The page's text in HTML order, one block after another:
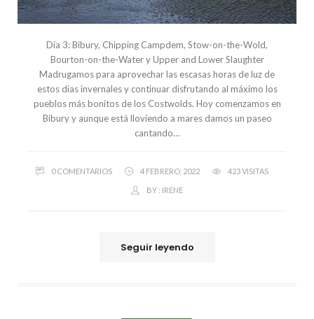
Día 3: Bibury, Chipping Campdem, Stow-on-the-Wold,
Bourton-on-the-Water y Upper and Lower Slaughter
Madrugamos para aprovechar las escasas horas de luz de
estos días invernales y continuar disfrutando al máximo los
pueblos más bonitos de los Costwolds. Hoy comenzamos en
Bibury y aunque está lloviendo a mares damos un paseo
cantando…
0 COMENTARIOS 4 FEBRERO, 2022 423 VISITAS
BY : IRENE
Seguir leyendo